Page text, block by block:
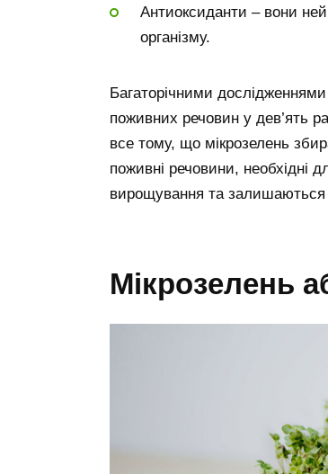
Антиоксиданти – вони
організму.
Багаторічними
поживних речовин у дев’ять
все тому, що мікрозелень
поживні речовини, необхідні
вирощування та
Мікрозелень